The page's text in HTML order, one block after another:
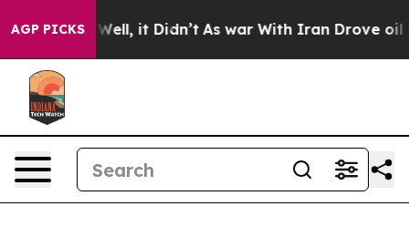
AGP PICKS
40%. Well, it Didn’t As war With Iran Drove oil